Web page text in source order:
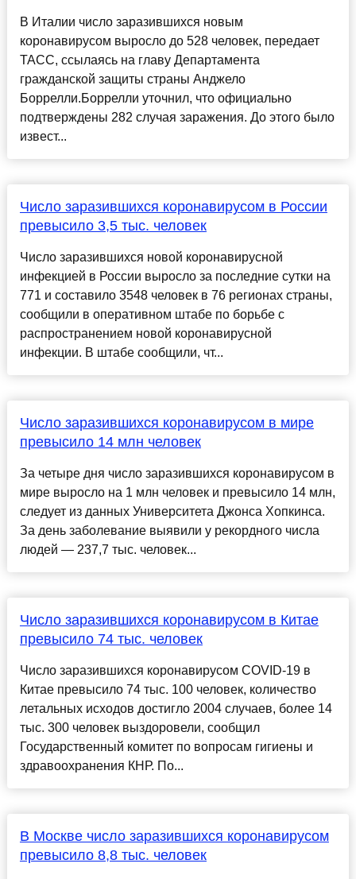
В Италии число заразившихся новым
коронавирусом выросло до 528 человек, передает
ТАСС, ссылаясь на главу Департамента
гражданской защиты страны Анджело
Боррелли.Боррелли уточнил, что официально
подтверждены 282 случая заражения. До этого было
извест...
Число заразившихся коронавирусом в России
превысило 3,5 тыс. человек
Число заразившихся новой коронавирусной
инфекцией в России выросло за последние сутки на
771 и составило 3548 человек в 76 регионах страны,
сообщили в оперативном штабе по борьбе с
распространением новой коронавирусной
инфекции. В штабе сообщили, чт...
Число заразившихся коронавирусом в мире
превысило 14 млн человек
За четыре дня число заразившихся коронавирусом в
мире выросло на 1 млн человек и превысило 14 млн,
следует из данных Университета Джонса Хопкинса.
За день заболевание выявили у рекордного числа
людей — 237,7 тыс. человек...
Число заразившихся коронавирусом в Китае
превысило 74 тыс. человек
Число заразившихся коронавирусом COVID-19 в
Китае превысило 74 тыс. 100 человек, количество
летальных исходов достигло 2004 случаев, более 14
тыс. 300 человек выздоровели, сообщил
Государственный комитет по вопросам гигиены и
здравоохранения КНР. По...
В Москве число заразившихся коронавирусом
превысило 8,8 тыс. человек